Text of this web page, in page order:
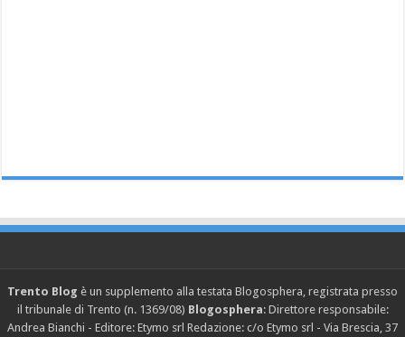
Trento Blog è un supplemento alla testata Blogosphera, registrata presso
il tribunale di Trento (n. 1369/08) Blogosphera: Direttore responsabile:
Andrea Bianchi - Editore: Etymo srl Redazione: c/o Etymo srl - Via Brescia, 37